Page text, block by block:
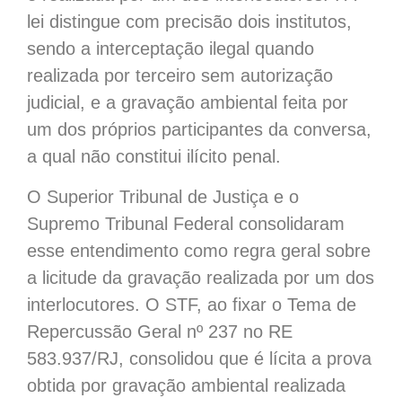
lei distingue com precisão dois institutos,
sendo a interceptação ilegal quando
realizada por terceiro sem autorização
judicial, e a gravação ambiental feita por
um dos próprios participantes da conversa,
a qual não constitui ilícito penal.
O Superior Tribunal de Justiça e o
Supremo Tribunal Federal consolidaram
esse entendimento como regra geral sobre
a licitude da gravação realizada por um dos
interlocutores. O STF, ao fixar o Tema de
Repercussão Geral nº 237 no RE
583.937/RJ, consolidou que é lícita a prova
obtida por gravação ambiental realizada